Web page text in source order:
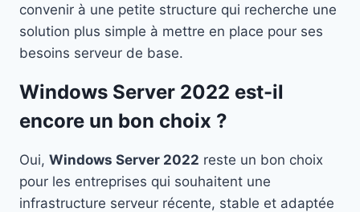
convenir à une petite structure qui recherche une
solution plus simple à mettre en place pour ses
besoins serveur de base.
Windows Server 2022 est-il
encore un bon choix ?
Oui, Windows Server 2022 reste un bon choix
pour les entreprises qui souhaitent une
infrastructure serveur récente, stable et adaptée